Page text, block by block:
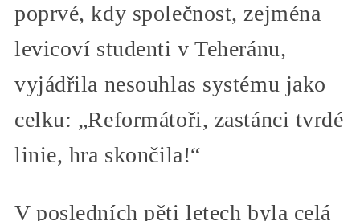
poprvé, kdy společnost, zejména
levicoví studenti v Teheránu,
vyjádřila nesouhlas systému jako
celku: „Reformátoři, zastánci tvrdé
linie, hra skončila!“
V posledních pěti letech byla celá